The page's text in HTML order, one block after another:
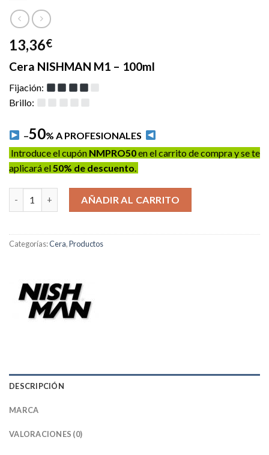
13,36€
Cera NISHMAN M1 – 100ml
Fijación:
Brillo:
–50% A PROFESIONALES
Introduce el cupón NMPRO50en el carrito de compra y se te
aplicará el50% de descuento.
Cera NISHMAN M1 - 100ml cantidad
AÑADIR AL CARRITO
Categorías:Cera,Productos
DESCRIPCIÓN
MARCA
VALORACIONES (0)